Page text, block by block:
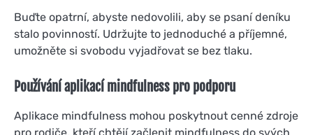
Buďte opatrní, abyste nedovolili, aby se psaní deníku
stalo povinností. Udržujte to jednoduché a příjemné,
umožněte si svobodu vyjadřovat se bez tlaku.
Používání aplikací mindfulness pro podporu
Aplikace mindfulness mohou poskytnout cenné zdroje
pro rodiče, kteří chtějí začlenit mindfulness do svých